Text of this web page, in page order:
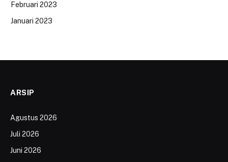
Februari 2023
Januari 2023
ARSIP
Agustus 2026
Juli 2026
Juni 2026